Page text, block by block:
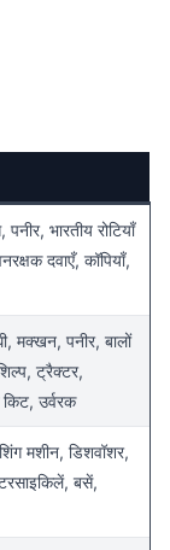
भारतीय रोटियाँ
दवाएँ, कॉपियाँ,
मक्खन, पनीर, बालों
ट्रैक्टर,
उर्वरक
मशीन, डिशवॉशर,
बसें,